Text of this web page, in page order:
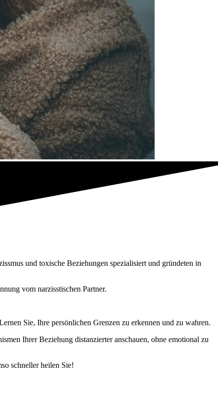
und toxische Beziehungen spezialisiert und gründeten in
vom narzisstischen Partner.
Sie, Ihre persönlichen Grenzen zu erkennen und zu wahren.
Ihrer Beziehung distanzierter anschauen, ohne emotional zu
schneller heilen Sie!